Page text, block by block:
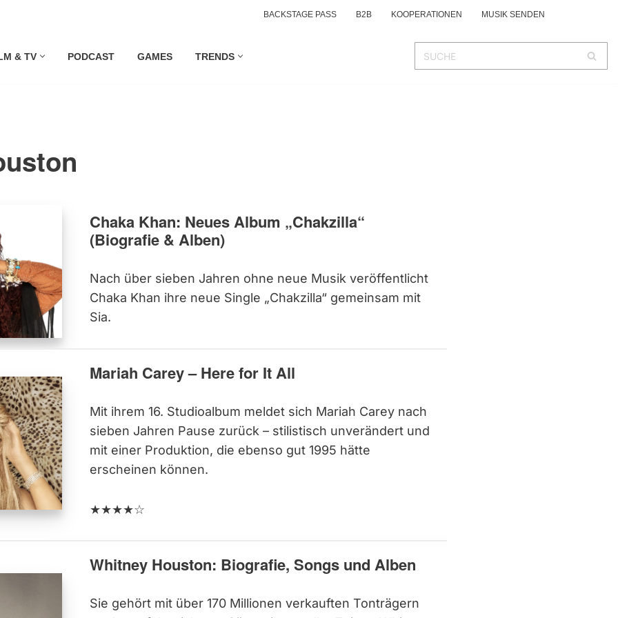
BACKSTAGE PASS B2B KOOPERATIONEN MUSIK SENDEN
& TV PODCAST GAMES TRENDS
Chaka Khan: Neues Album „Chakzilla“
(Biografie & Alben)
Nach über sieben Jahren ohne neue Musik veröffentlicht
Chaka Khan ihre neue Single „Chakzilla“ gemeinsam mit
Sia.
Mariah Carey – Here for It All
Mit ihrem 16. Studioalbum meldet sich Mariah Carey nach
sieben Jahren Pause zurück – stilistisch unverändert und
mit einer Produktion, die ebenso gut 1995 hätte
erscheinen können.
★★★★☆
Whitney Houston: Biografie, Songs und Alben
Sie gehört mit über 170 Millionen verkauften Tonträgern